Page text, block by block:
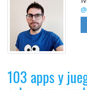
103 apps y